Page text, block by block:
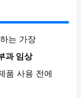
는 가장
과 임상
품 사용 전에